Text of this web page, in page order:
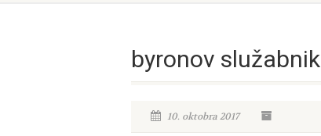
byronov služabnik
10. oktobra 2017